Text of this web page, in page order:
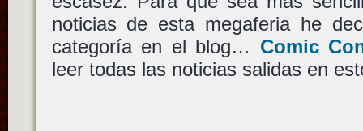
noticias de esta megaferia he
categoría en el blog… Comic
leer todas las noticias salidas en